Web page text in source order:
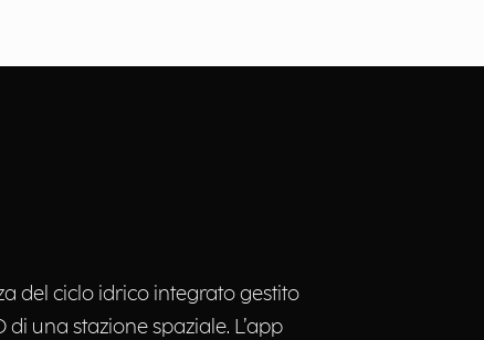
del ciclo idrico integrato gestito
una stazione spaziale. L’app